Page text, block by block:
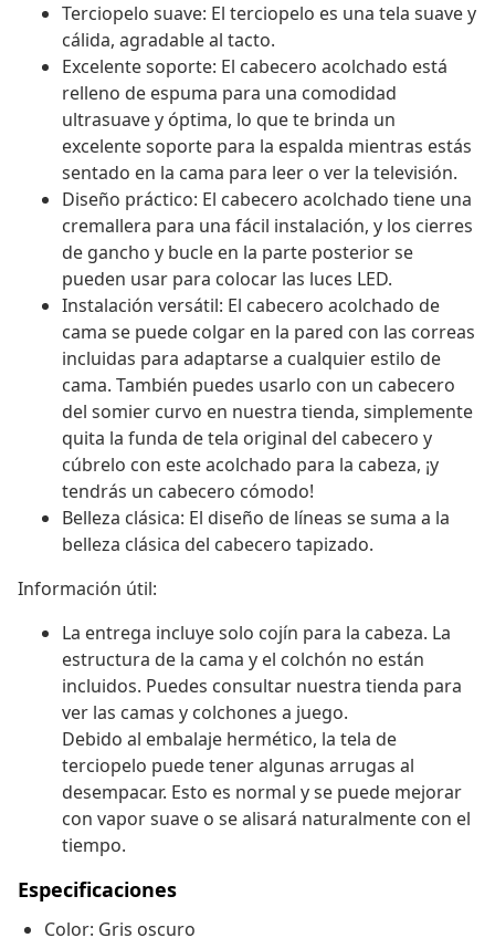
Terciopelo suave: El terciopelo es una tela suave y
cálida, agradable al tacto.
Excelente soporte: El cabecero acolchado está
relleno de espuma para una comodidad
ultrasuave y óptima, lo que te brinda un
excelente soporte para la espalda mientras estás
sentado en la cama para leer o ver la televisión.
Diseño práctico: El cabecero acolchado tiene una
cremallera para una fácil instalación, y los cierres
de gancho y bucle en la parte posterior se
pueden usar para colocar las luces LED.
Instalación versátil: El cabecero acolchado de
cama se puede colgar en la pared con las correas
incluidas para adaptarse a cualquier estilo de
cama. También puedes usarlo con un cabecero
del somier curvo en nuestra tienda, simplemente
quita la funda de tela original del cabecero y
cúbrelo con este acolchado para la cabeza, ¡y
tendrás un cabecero cómodo!
Belleza clásica: El diseño de líneas se suma a la
belleza clásica del cabecero tapizado.
Información útil:
La entrega incluye solo cojín para la cabeza. La
estructura de la cama y el colchón no están
incluidos. Puedes consultar nuestra tienda para
ver las camas y colchones a juego.
Debido al embalaje hermético, la tela de
terciopelo puede tener algunas arrugas al
desempacar. Esto es normal y se puede mejorar
con vapor suave o se alisará naturalmente con el
tiempo.
Especificaciones
Color: Gris oscuro